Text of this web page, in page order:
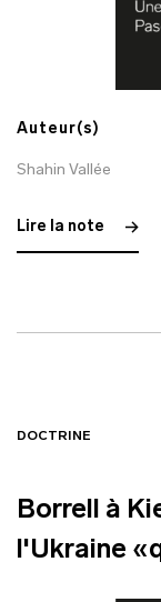
Auteur(s)
Shahin Vallée
Lire la note
DOCTRINE
Borrell à
l'Ukraine